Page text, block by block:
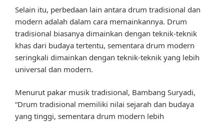
Selain itu, perbedaan lain antara drum tradisional dan
modern adalah dalam cara memainkannya. Drum
tradisional biasanya dimainkan dengan teknik-teknik
khas dari budaya tertentu, sementara drum modern
seringkali dimainkan dengan teknik-teknik yang lebih
universal dan modern.
Menurut pakar musik tradisional, Bambang Suryadi,
“Drum tradisional memiliki nilai sejarah dan budaya
yang tinggi, sementara drum modern lebih